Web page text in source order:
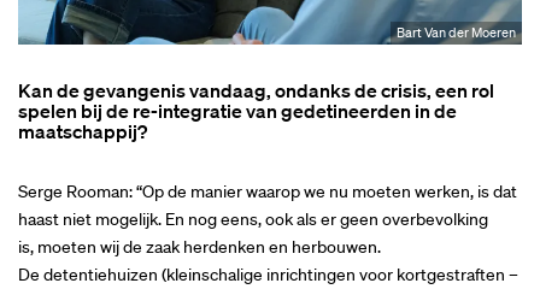
Bart Van der Moeren
Kan de gevangenis vandaag, ondanks de crisis, een rol
spelen bij de re-integratie van gedetineerden in de
maatschappij?
Serge Rooman: “Op de manier waarop we nu moeten werken, is dat
haast niet mogelijk. En nog eens, ook als er geen overbevolking
is, moeten wij de zaak herdenken en herbouwen.
De detentiehuizen (kleinschalige inrichtingen voor kortgestraften –